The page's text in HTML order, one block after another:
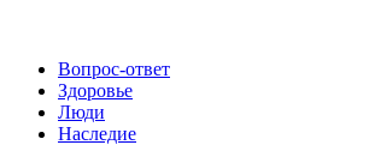
Вопрос-ответ
Здоровье
Люди
Наследие